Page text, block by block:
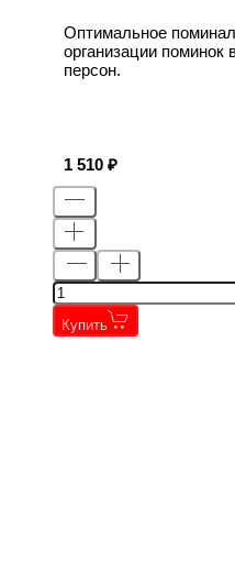
Оптимальное
организации
персон.
1 510
Купить